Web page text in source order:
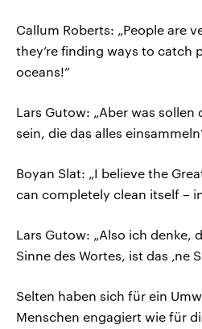
Callum Roberts: „People are
they’re finding ways to catch
oceans!”
Lars Gutow: „Aber was sollen
sein, die das alles
Boyan Slat: „I believe the
can completely clean itself –
Lars Gutow: „Also ich denke,
Sinne des Wortes, ist das ‚ne
Selten haben sich für ein
Menschen engagiert wie für